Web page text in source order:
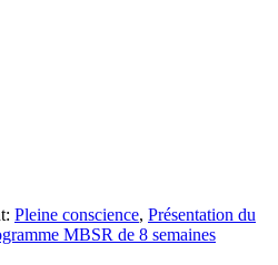
Pleine conscience, Présentation du
MBSR de 8 semaines